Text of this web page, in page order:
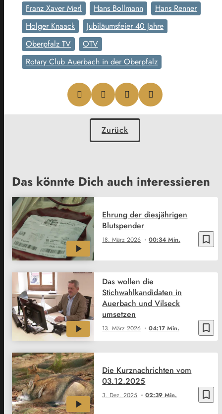
Franz Xaver Merl
Hans Bollmann
Hans Renner
Holger Knaack
Jubiläumsfeier 40 Jahre
Oberpfalz TV
OTV
Rotary Club Auerbach in der Oberpfalz
Zurück
Das könnte Dich auch interessieren
bookmark_border
18. März 2026 00:34 Min.
Ehrung der diesjährigen
Blutspender
bookmark_border
13. März 2026 04:17 Min.
Das wollen die
Stichwahlkandidaten in
Auerbach und Vilseck
umsetzen
bookmark_border
3. Dez. 2025 02:39 Min.
Die Kurznachrichten vom
03.12.2025